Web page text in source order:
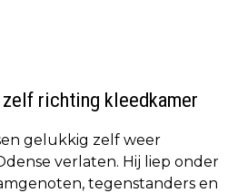
richting kleedkamer
gelukkig zelf weer
verlaten. Hij liep onder
tegenstanders en